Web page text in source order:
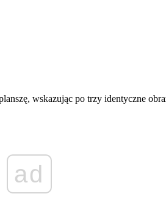
wskazując po trzy identyczne
ad